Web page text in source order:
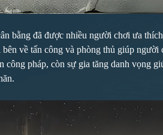
đã được nhiều người chơi ưa
về tấn công và phòng thủ giúp
pháp, còn sự gia tăng danh vọng